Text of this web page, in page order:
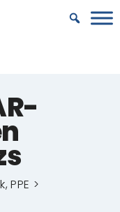
PPE